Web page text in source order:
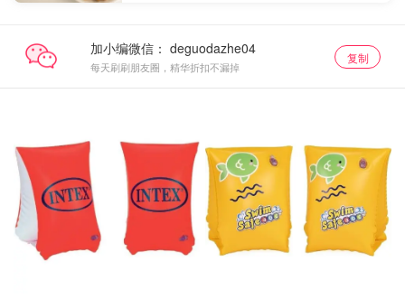
加小编微信：
每天刷刷朋友圈，精华折扣不漏掉
复制